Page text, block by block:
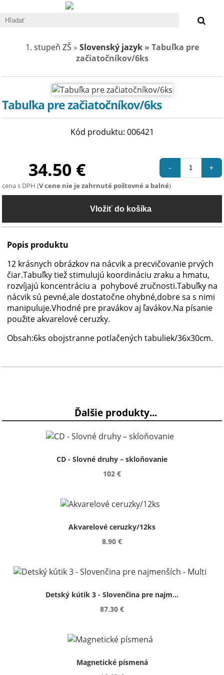
1. stupeň ZŠ » Slovenský jazyk» Tabuľka pre
začiatočníkov/6ks
Tabuľka pre začiatočníkov/6ks
Kód produktu: 006421
34.50 € +
-
cena s DPH (V cene nie je zahrnuté poštovné a balné)
Popis produktu
12 krásnych obrázkov na nácvik a precvičovanie prvých
čiar.Tabuľky tiež stimulujú koordináciu zraku a hmatu,
rozvíjajú koncentráciu a pohybové zručnosti.Tabuľky na
nácvik sú pevné,ale dostatočne ohybné,dobre sa s nimi
manipuluje.Vhodné pre pravákov aj ľavákov.Na písanie
použite akvarelové ceruzky.
Obsah:6ks obojstranne potlačených tabuliek/36x30cm.
Ďalšie produkty...
CD - Slovné druhy – skloňovanie
102 €
Akvarelové ceruzky/12ks
8.90 €
Detský kútik 3 - Slovenčina pre najm...
87.30 €
Magnetické písmená